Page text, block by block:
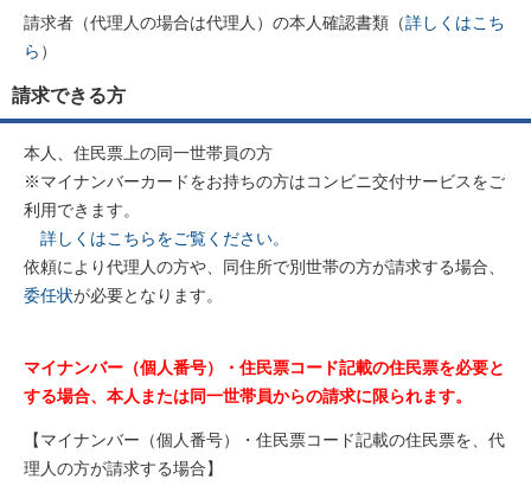
請求者（代理人の場合は代理人）の本人確認書類（詳しくはこち
ら ）
請求できる方
本人、住民票上の同一世帯員の方
※マイナンバーカードをお持ちの方はコンビニ交付サービスをご
利用できます。
詳しくはこちらをご覧ください。
依頼により代理人の方や、同住所で別世帯の方が請求する場合、
委任状が必要となります。
マイナンバー（個人番号）・住民票コード記載の住民票を必要と
する場合、 本人または同一世帯員からの請求に限られます。
【マイナンバー（個人番号）・住民票コード記載の住民票を、代
理人の方が請求する場合】